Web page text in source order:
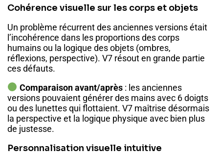
Cohérence visuelle sur les corps et objets
Un problème récurrent des anciennes versions était
l’incohérence dans les proportions des corps
humains ou la logique des objets (ombres,
réflexions, perspective). V7 résout en grande partie
ces défauts.
Comparaison avant/après: les anciennes
versions pouvaient générer des mains avec 6 doigts
ou des lunettes qui flottaient. V7 maîtrise désormais
la perspective et la logique physique avec bien plus
de justesse.
Personnalisation visuelle intuitive